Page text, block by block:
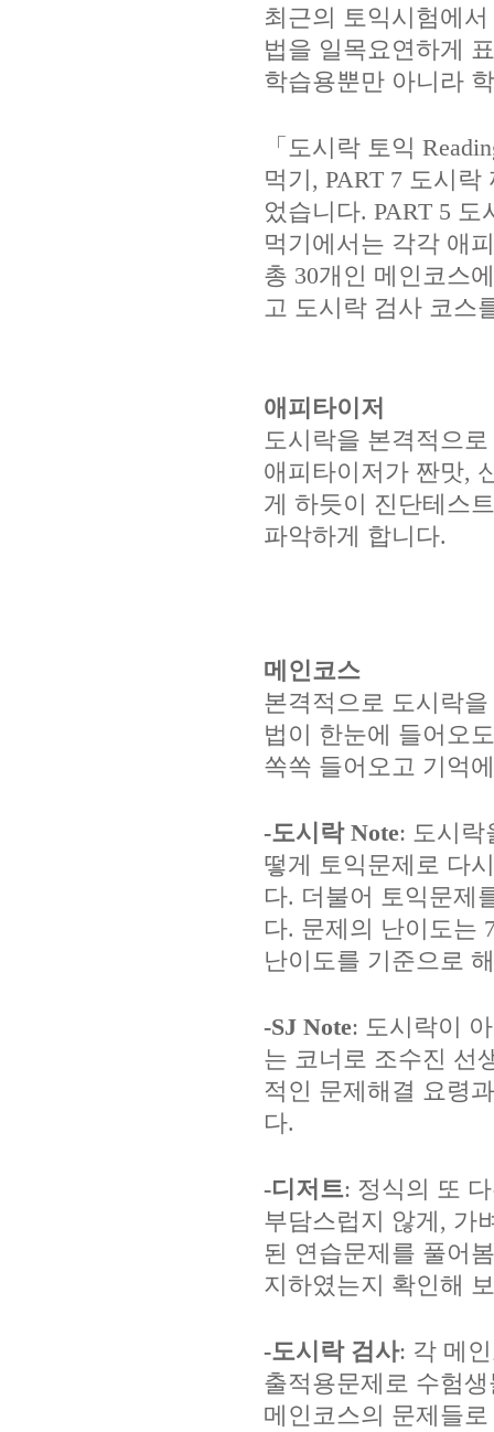
최근의 토익시험에
법을 일목요연하게
학습용뿐만 아니라
「도시락 토익
먹기, PART 7 도시
었습니다. PART 5
먹기에서는 각각 애
총 30개인 메인코스
고 도시락 검사 코스
애피타이저
도시락을 본격적으
애피타이저가 짠맛,
게 하듯이 진단테스
파악하게 합니다.
메인코스
본격적으로 도시락
법이 한눈에 들어오
쏙쏙 들어오고 기억
-도시락 Note: 도시락
떻게 토익문제로 다
다. 더불어 토익문제
다. 문제의 난이도는
난이도를 기준으로
-SJ Note: 도시락이
는 코너로 조수진 선
적인 문제해결 요령
다.
-디저트: 정식의 또
부담스럽지 않게, 가
된 연습문제를 풀어
지하였는지 확인해
-도시락 검사: 각 메
출적용문제로 수험
메인코스의 문제들